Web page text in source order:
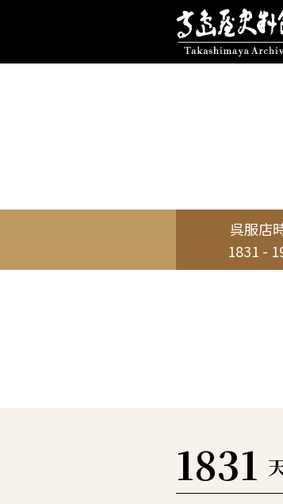
呉服店
1831 -
1831